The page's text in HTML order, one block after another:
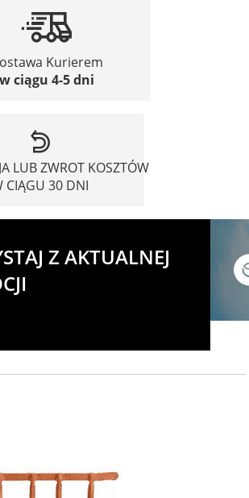
Kurierem
w ciągu 4-5 dni
LUB ZWROT KOSZTÓW
CIĄGU 30 DNI
Z AKTUALNEJ